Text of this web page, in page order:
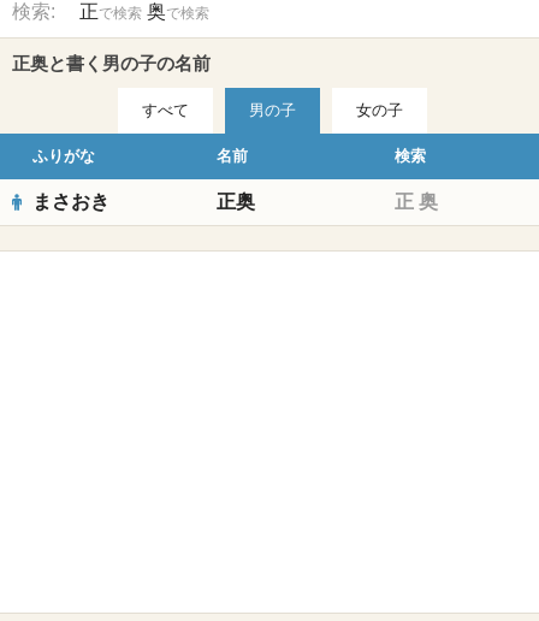
検索:
正で検索 奥で検索
正奥と書く男の子の名前
すべて 男の子 女の子
ふりがな 名前 検索
まさおき 正奥 正 奥